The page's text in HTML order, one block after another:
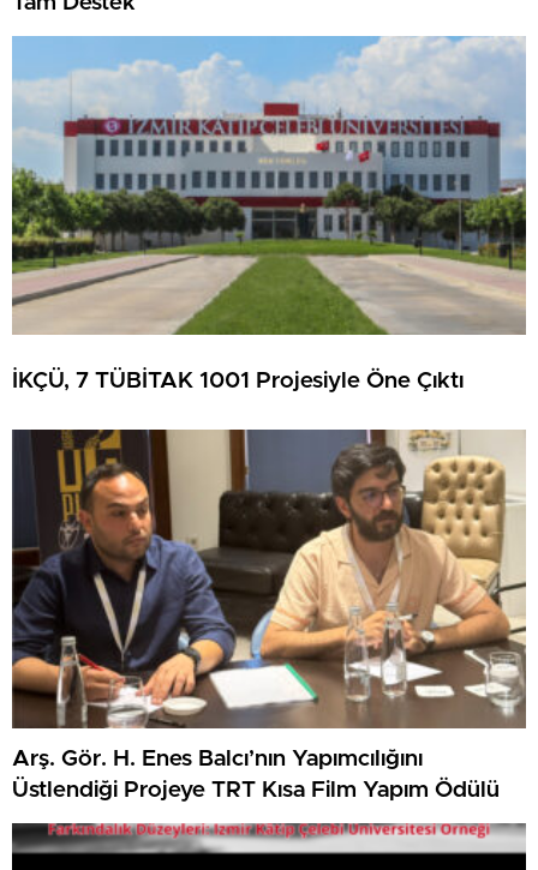
İKÇÜ, 7 TÜBİTAK 1001 Projesiyle Öne Çıktı
Arş. Gör. H. Enes Balcı’nın Yapımcılığını
Üstlendiği Projeye TRT Kısa Film Yapım Ödülü